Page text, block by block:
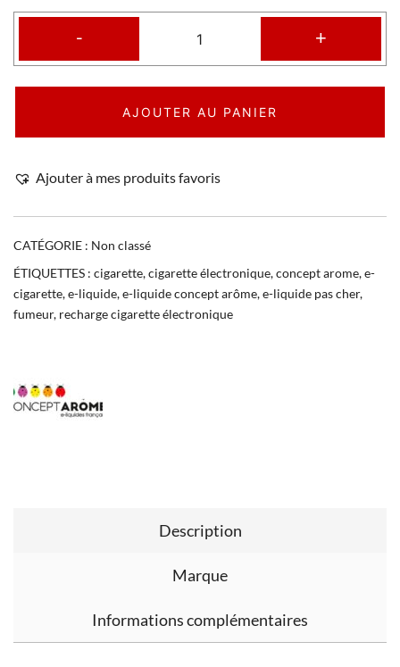
- +
AJOUTER AU PANIER
Ajouter à mes produits favoris
CATÉGORIE : Non classé
ÉTIQUETTES : cigarette,cigarette électronique,concept arome,e-
cigarette,e-liquide,e-liquide concept arôme,e-liquide pas cher,
fumeur, recharge cigarette électronique
Description
Marque
Informations complémentaires